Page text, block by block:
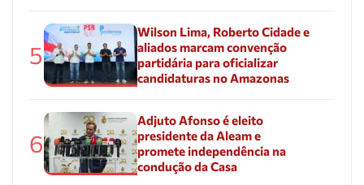
5
Wilson Lima, Roberto Cidade e
aliados marcam convenção
partidária para oficializar
candidaturas no Amazonas
6
Adjuto Afonso é eleito
presidente da Aleam e
promete independência na
condução da Casa